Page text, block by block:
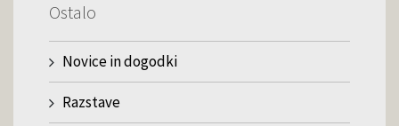
Ostalo
Novice in dogodki
Razstave